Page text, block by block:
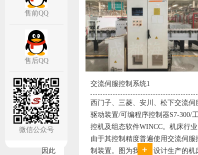
电机无
环控制
从而维
交流伺服控制系统1
西门子、三菱、安川、松下交流伺服
驱动装置/可编程序控制器S7-300/工
控机及组态软件WINCC。机床行业
由于其控制精度普遍使用交流伺服控
制装置。图为我公司设计生产的机床
售前QQ
售后QQ
微信公众号